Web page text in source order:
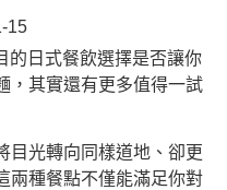
15
的日式餐飲選擇是否讓你
，其實還有更多值得一試
目光轉向同樣道地、卻更
兩種餐點不僅能滿足你對